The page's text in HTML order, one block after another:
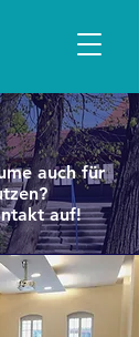
auch für
auf!